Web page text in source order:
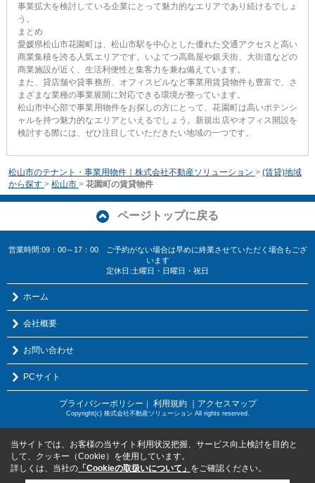
事業拡大を検討している企業にとって魅力的なエリアであり続けるでしょ
う。
まとめ
愛媛県松山市花園町は、松山市駅を中心とした優れた交通アクセスと高い
商業集積を誇る人気エリアです。いよてつ高島屋や銀天街、大街道などの
商業施設が近く、生活利便性と集客力を兼ね備えています。
また、貸店舗や貸事務所、オフィスビルなど事業用賃貸物件も豊富で、さ
まざまな業種の事業展開に対応できる環境が整っています。
松山市中心部で事業用物件をお探しの方にとって、花園町は高いポテンシ
ャルを持つ魅力的なエリアといえるでしょう。新規出店やオフィス開設を
検討する際には、ぜひ注目していただきたい地域の一つです。
松山市のテナント・事業用物件｜株式会社不動産ソリューション > (賃貸)地域
から探す > 松山市 > 花園町の賃貸物件
ページトップに戻る
営業時間:09：00～17：00 ご予約がない場合は早めに終業させていただく場合もござ
います
定休日:土曜日・日曜日・祝日
ホーム
会社概要
お問い合わせ
PCサイト
プライバシーポリシー ｜ 利用規約 ｜アクセスマップ
Copyright(c) 株式会社不動産ソリューション All rights reserved.
当サイトでは、お客様の当サイト利用状況把握、サービス向上検討を目的と
して、クッキー（Cookie）を使用しています。
詳しくは、当社の 「Cookieの取扱いについて」 をご確認ください。